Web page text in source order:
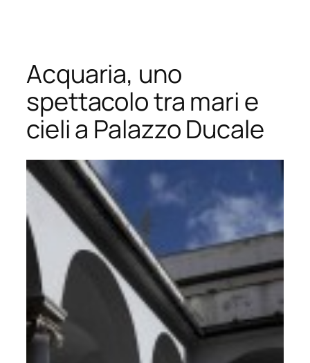
contenuto
Acquaria, uno
spettacolo tra mari e
cieli a Palazzo Ducale